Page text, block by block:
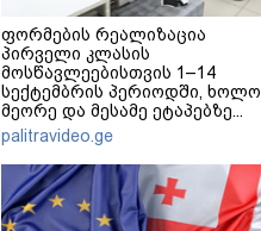
ფორმების რეალიზაცია
პირველი კლასის
მოსწავლეებისთვის 1–14
სექტემბრის პერიოდში, ხოლო
მეორე და მესამე ეტაპებზე...
palitravideo.ge